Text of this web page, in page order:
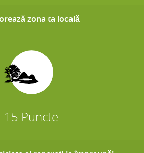
zona ta locală
15 Puncte